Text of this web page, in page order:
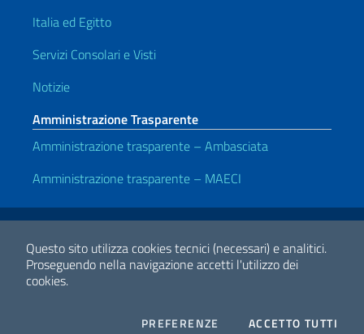
Questo sito utilizza cookies tecnici (necessari) e analitici.
Proseguendo nella navigazione accetti l'utilizzo dei
cookies.
PREFERENZE COOKIESACCETTO TUTTI
Italia ed Egitto
Servizi Consolari e Visti
Notizie
Amministrazione Trasparente
Amministrazione trasparente – Ambasciata
Amministrazione trasparente – MAECI
Link Utili